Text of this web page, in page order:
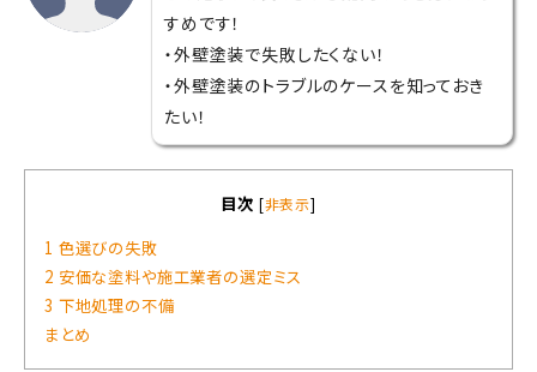
すめです！
・外壁塗装で失敗したくない！
・外壁塗装のトラブルのケースを知っておき
たい！
目次 [非表示]
1 色選びの失敗
2 安価な塗料や施工業者の選定ミス
3 下地処理の不備
まとめ